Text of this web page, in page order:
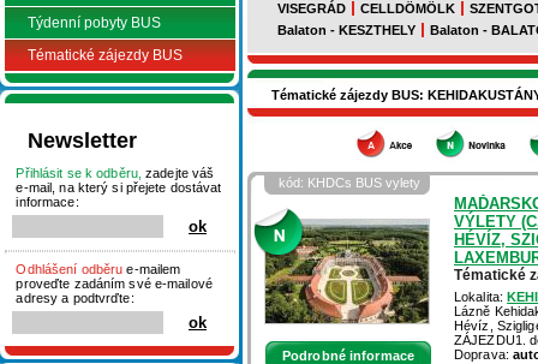
Týdenní pobyty BUS
Tématické zájezdy BUS
Newsletter
Přihlásit se k odběru, zadejte váš
e-mail, na který si přejete dostávat
informace:
Odhlášení odběru e-mailem
proveďte zadáním své e-mailové
adresy a podtvrďte:
VISEGRÁD
CELLDÖMÖLK
Balaton - KESZTHELY
Balaton -
Tématické zájezdy BUS:
kód: KHDCs BUS vylety
Podrobné informace
VÝLETY
HÉVÍZ,
Tématické
Lokalita:
Lázně
Hévíz,
ZÁJEZDU1.
Doprava: